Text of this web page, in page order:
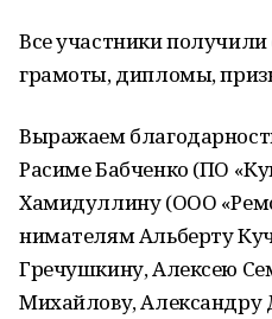
Все участники получили
грамоты, дипломы,
Выражаем
Расиме Бабченко (ПО
Хамидул­лину (ООО
нимателям Альберту
Гречушкину, Алексею
Михайлову, Алек­сандру